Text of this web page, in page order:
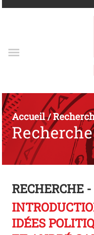
Accueil/
Recherche
RECHERCHE -
IDÉES